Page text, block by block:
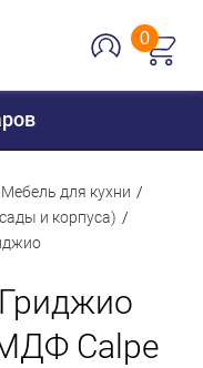
0
Мебель для кухни
и корпуса)
Calpe